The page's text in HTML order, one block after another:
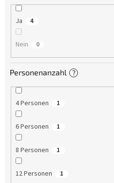
Ja 4
Nein 0
Personenanzahl ?
4 Personen 1
6 Personen 1
8 Personen 1
12 Personen 1